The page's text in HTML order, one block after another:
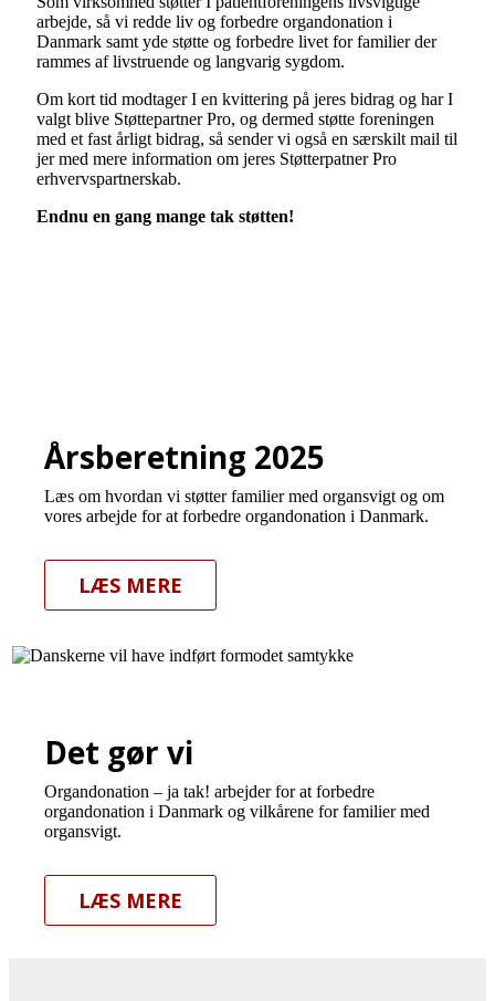
arbejde, så vi redde liv og forbedre organdonation i
Danmark samt yde støtte og forbedre livet for familier der
rammes af livstruende og langvarig sygdom.
Om kort tid modtager I en kvittering på jeres bidrag og har I
valgt blive Støttepartner Pro, og dermed støtte foreningen
med et fast årligt bidrag, så sender vi også en særskilt mail til
jer med mere information om jeres Støtterpatner Pro
erhvervspartnerskab.
Endnu en gang mange tak støtten!
Årsberetning 2025
Læs om hvordan vi støtter familier med organsvigt og om
vores arbejde for at forbedre organdonation i Danmark.
LÆS MERE
Det gør vi
Organdonation – ja tak! arbejder for at forbedre
organdonation i Danmark og vilkårene for familier med
organsvigt.
LÆS MERE